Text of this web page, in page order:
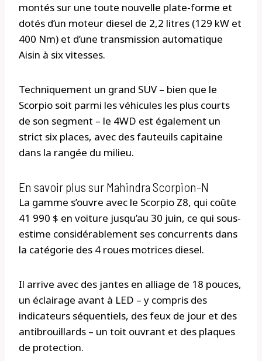
montés sur une toute nouvelle plate-forme et
dotés d’un moteur diesel de 2,2 litres (129 kW et
400 Nm) et d’une transmission automatique
Aisin à six vitesses.
Techniquement un grand SUV – bien que le
Scorpio soit parmi les véhicules les plus courts
de son segment – le 4WD est également un
strict six places, avec des fauteuils capitaine
dans la rangée du milieu.
En savoir plus sur Mahindra Scorpion-N
La gamme s’ouvre avec le Scorpio Z8, qui coûte
41 990 $ en voiture jusqu’au 30 juin, ce qui sous-
estime considérablement ses concurrents dans
la catégorie des 4 roues motrices diesel.
Il arrive avec des jantes en alliage de 18 pouces,
un éclairage avant à LED – y compris des
indicateurs séquentiels, des feux de jour et des
antibrouillards – un toit ouvrant et des plaques
de protection.